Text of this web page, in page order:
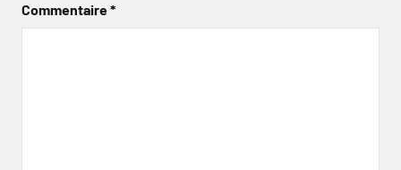
Commentaire*